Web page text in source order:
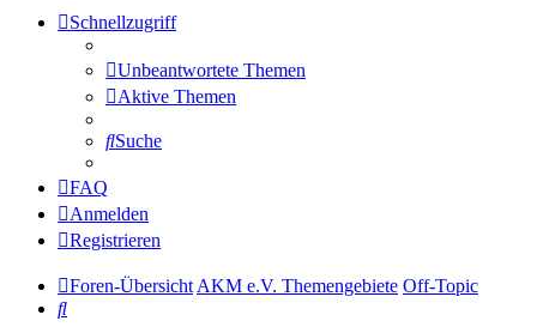
Schnellzugriff
Unbeantwortete Themen
Aktive Themen
Suche
FAQ
Anmelden
Registrieren
Foren-Übersicht AKM e.V. Themengebiete Off-Topic
Suche